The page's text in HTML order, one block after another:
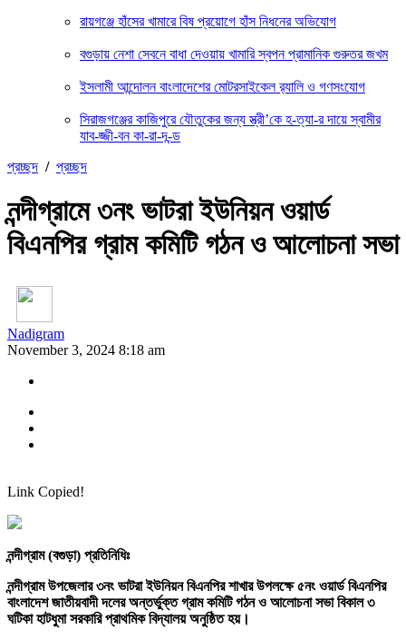
রায়গঞ্জে হাঁসের খামারে বিষ প্রয়োগে হাঁস নিধনের অভিযোগ
বগুড়ায় নেশা সেবনে বাধা দেওয়ায় খামারি স্বপন প্রামানিক গুরুতর জখম
ইসলামী আন্দোলন বাংলাদেশের মোটরসাইকেল র‍্যালি ও গণসংযোগ
সিরাজগঞ্জের কাজিপুরে যৌতুকের জন্য স্ত্রী’কে হ-ত্যা-র দায়ে স্বামীর
যাব-জ্জী-বন কা-রা-দ-ন্ড
প্রচ্ছদ / প্রচ্ছদ
নন্দীগ্রামে ৩নং ভাটরা ইউনিয়ন ওয়ার্ড
বিএনপির গ্রাম কমিটি গঠন ও আলোচনা সভা
Nadigram
November 3, 2024 8:18 am
Link Copied!
নন্দীগ্রাম (বগুড়া) প্রতিনিধিঃ
নন্দীগ্রাম উপজেলার ৩নং ভাটরা ইউনিয়ন বিএনপির শাখার উপলক্ষে ৫নং ওয়ার্ড বিএনপির
বাংলাদেশ জাতীয়বাদী দলের অন্তর্ভুক্ত গ্রাম কমিটি গঠন ও আলোচনা সভা বিকাল ৩
ঘটিকা হাটধুমা সরকারি প্রাথমিক বিদ্যালয় অনুষ্ঠিত হয়।